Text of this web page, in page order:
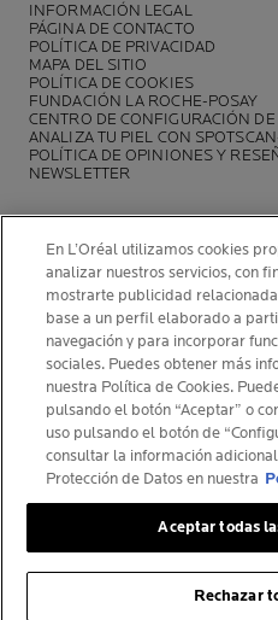
INFORMACIÓN LEGAL
PÁGINA DE CONTACTO
POLÍTICA DE PRIVACIDAD
MAPA DEL SITIO
POLÍTICA DE COOKIES
FUNDACIÓN LA ROCHE-POSAY
CENTRO DE CONFIGURACIÓN
ANALIZA TU PIEL CON
POLÍTICA DE OPINIONES Y
NEWSLETTER
INFORMACIÓN DEL
COSMETIQUE ACTIVE
La Roche-Posay Laboratoire
86270 La Roche-Posay France
[email protected]
© La Roche-Posay
© Centre Thermal de La Roche-
En L’Oréal utilizamos cookies
analizar nuestros servicios, con
mostrarte publicidad
base a un perfil elaborado a
navegación y para incorporar
sociales. Puedes obtener más
nuestra Política de Cookies.
pulsando el botón “Aceptar” o
uso pulsando el botón de
consultar la información
Protección de Datos en nuestra
Rechazar
Aceptar todas